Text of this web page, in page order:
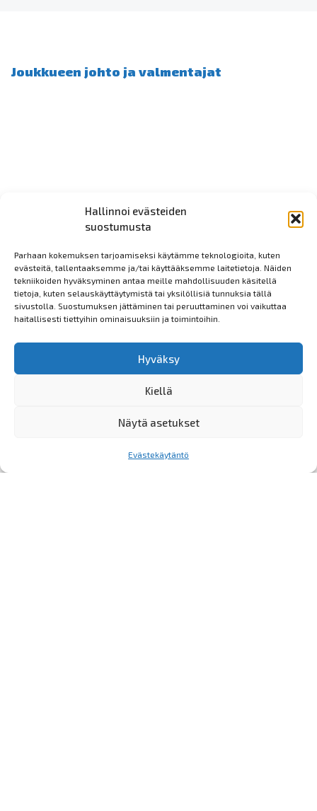
Hallinnoi evästeiden
suostumusta
Parhaan kokemuksen tarjoamiseksi käytämme teknologioita, kuten
evästeitä, tallentaaksemme ja/tai käyttääksemme laitetietoja. Näiden
tekniikoiden hyväksyminen antaa meille mahdollisuuden käsitellä
tietoja, kuten selauskäyttäytymistä tai yksilöllisiä tunnuksia tällä
sivustolla. Suostumuksen jättäminen tai peruuttaminen voi vaikuttaa
haitallisesti tiettyihin ominaisuuksiin ja toimintoihin.
Hyväksy
Kiellä
Näytä asetukset
Evästekäytäntö
Joukkueen johto ja valmentajat
Valmentaja
Valmentaja
Olli Karppinen
Iida Polvinen
iidalyytinen@gmail.com